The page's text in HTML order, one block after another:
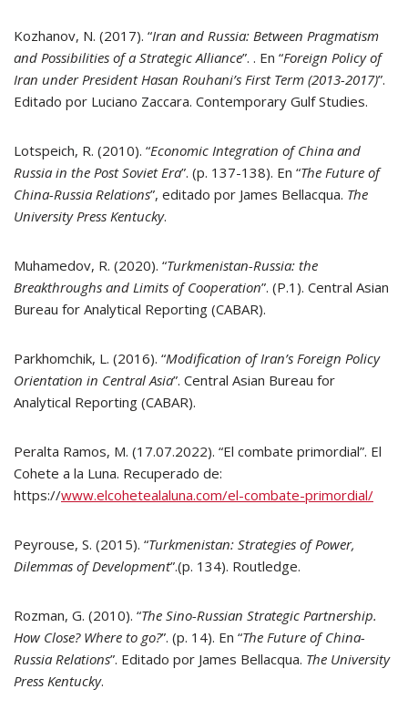
Kozhanov, N. (2017). “Iran and Russia: Between Pragmatism
and Possibilities of a Strategic Alliance”. . En “Foreign Policy of
Iran under President Hasan Rouhani’s First Term (2013-2017)”.
Editado por Luciano Zaccara. Contemporary Gulf Studies.
Lotspeich, R. (2010). “Economic Integration of China and
Russia in the Post Soviet Era”. (p. 137-138). En “The Future of
China-Russia Relations”, editado por James Bellacqua. The
University Press Kentucky.
Muhamedov, R. (2020). “Turkmenistan-Russia: the
Breakthroughs and Limits of Cooperation”. (P.1). Central Asian
Bureau for Analytical Reporting (CABAR).
Parkhomchik, L. (2016). “Modification of Iran’s Foreign Policy
Orientation in Central Asia”. Central Asian Bureau for
Analytical Reporting (CABAR).
Peralta Ramos, M. (17.07.2022). “El combate primordial”. El
Cohete a la Luna. Recuperado de:
https://www.elcohetealaluna.com/el-combate-primordial/
Peyrouse, S. (2015). “Turkmenistan: Strategies of Power,
Dilemmas of Development”.(p. 134). Routledge.
Rozman, G. (2010). “The Sino-Russian Strategic Partnership.
How Close? Where to go?”. (p. 14). En “The Future of China-
Russia Relations”. Editado por James Bellacqua. The University
Press Kentucky.